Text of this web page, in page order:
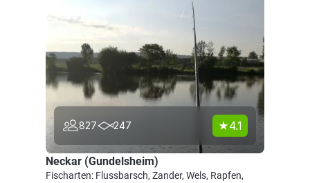
827 247 4.1
Neckar (Gundelsheim)
Fischarten: Flussbarsch, Zander, Wels, Rapfen,